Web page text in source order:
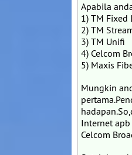
Apabila
1) TM Fixed
2) TM
3) TM Unifi
4) Celcom
5) Maxis
Mungkin
Internet
Celcom